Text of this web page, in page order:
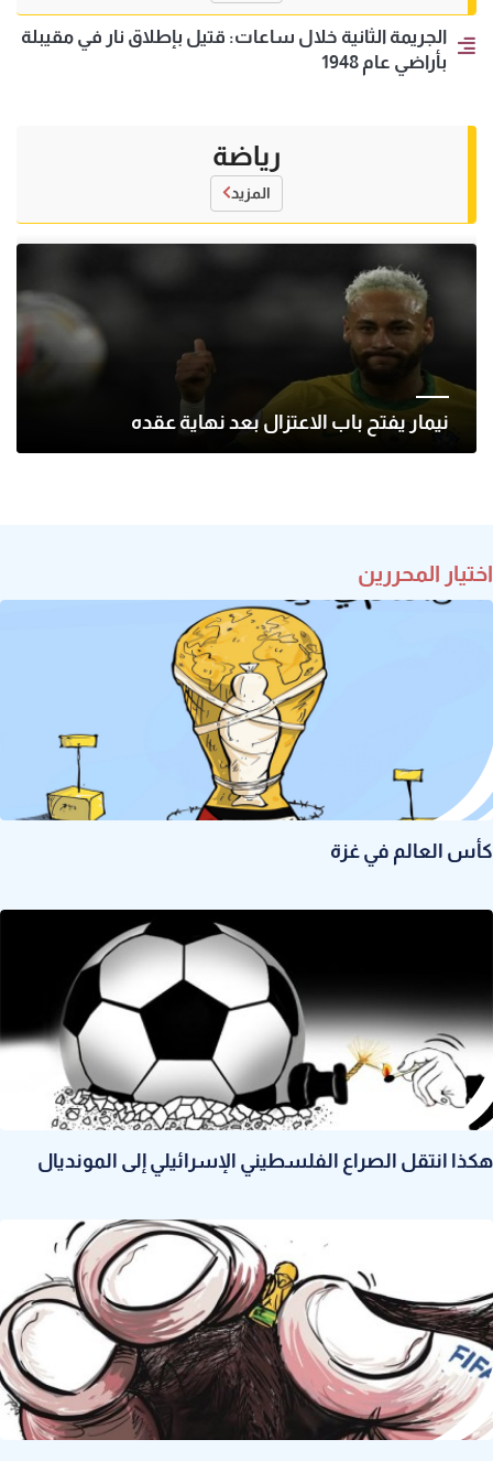
الجريمة الثانية خلال ساعات: قتيل بإطلاق نار في مقيبلة
بأراضي عام 1948
رياضة
المزيد
نيمار يفتح باب الاعتزال بعد نهاية عقده
اختيار المحررين
كأس العالم في غزة
هكذا انتقل الصراع الفلسطيني الإسرائيلي إلى المونديال